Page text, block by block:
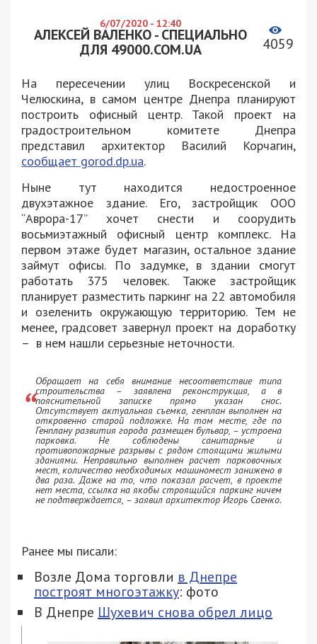
6/07/2020 - 12:40
АЛЕКСЕЙ ВАЛЕНКО - СПЕЦИАЛЬНО
ДЛЯ 49000.COM.UA
4059
На пересечении улиц Воскресенской и
Челюскина, в самом центре Днепра планируют
построить офисный центр. Такой проект на
градостроительном комитете Днепра
представил архитектор Василий Корчагин,
сообщает gorod.dp.ua.
Ныне тут находится недостроенное
двухэтажное здание. Его, застройщик ООО
“Аврора-17” хочет снести и соорудить
восьмиэтажный офисный центр комплекс. На
первом этаже будет магазин, остальное здание
займут офисы. По задумке, в здании смогут
работать 375 человек. Также застройщик
планирует разместить паркинг на 22 автомобиля
и озеленить окружающую территорию. Тем не
менее, градсовет завернул проект на доработку
– в нем нашли серьезные неточности.
Обращает на себя внимание несоответствие типа
строительства – заявлена реконструкция, а в
пояснительной записке прямо указан снос.
Отсутствует актуальная съемка, генплан выполнен на
откровенно старой подложке. На том месте, где по
Генплану развития города размещен бульвар, – устроена
парковка. Не соблюдены санитарные и
противопожарные разрывы с рядом стоящими жилыми
зданиями. Неправильно выполнен расчет парковочных
мест, количество необходимых машиномест занижено в
два раза. Даже на то, что показал расчет, в проекте
нет места, ссылка на якобы строящийся паркинг ничем
не подтверждается, – заявил архитектор Игорь Саенко.
Ранее мы писали:
Возле Дома торговли в Днепре
построят многоэтажку: фото
В Днепре Шухевич снова обрел лицо